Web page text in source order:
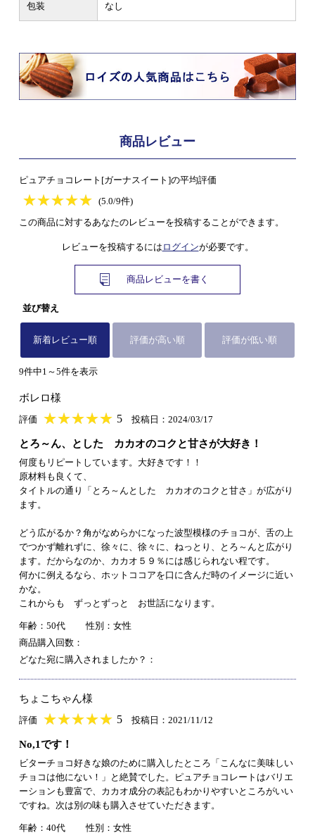
包装 なし
商品レビュー
ピュアチョコレート[ガーナスイート]の平均評価
★★★★★
★★★★★ (5.0/9件)
この商品に対するあなたのレビューを投稿することができます。
レビューを投稿するには ログインが必要です。
商品レビューを書く
並び替え
新着レビュー順 評価が高い順 評価が低い順
9件中1～5件を表示
ボレロ様
評価 ★★★★★
★★★★★ 5 投稿日：2024/03/17
とろ～ん、とした カカオのコクと甘さが大好き！
何度もリピートしています。大好きです！！
原材料も良くて、
タイトルの通り「とろ～んとした カカオのコクと甘さ」が広がり
ます。
どう広がるか？角がなめらかになった波型模様のチョコが、舌の上
でつかず離れずに、徐々に、徐々に、ねっとり、とろ～んと広がり
ます。だからなのか、カカオ５９％には感じられない程です。
何かに例えるなら、ホットココアを口に含んだ時のイメージに近い
かな。
これからも ずっとずっと お世話になります。
年齢：50代
性別：女性
商品購入回数：
どなた宛に購入されましたか？：
ちょこちゃん様
評価 ★★★★★
★★★★★ 5 投稿日：2021/11/12
No,1です！
ビターチョコ好きな娘のために購入したところ「こんなに美味しい
チョコは他にない！」と絶賛でした。ピュアチョコレートはバリエ
ーションも豊富で、カカオ成分の表記もわかりやすいところがいい
ですね。次は別の味も購入させていただきます。
年齢：40代 性別：女性